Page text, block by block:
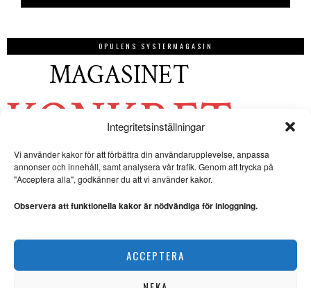
Integritetsinställningar
Vi använder kakor för att förbättra din användarupplevelse, anpassa
annonser och innehåll, samt analysera vår trafik. Genom att trycka på
"Acceptera alla", godkänner du att vi använder kakor.
Observera att funktionella kakor är nödvändiga för inloggning.
ACCEPTERA
OPULENS SYSTERMAGASIN